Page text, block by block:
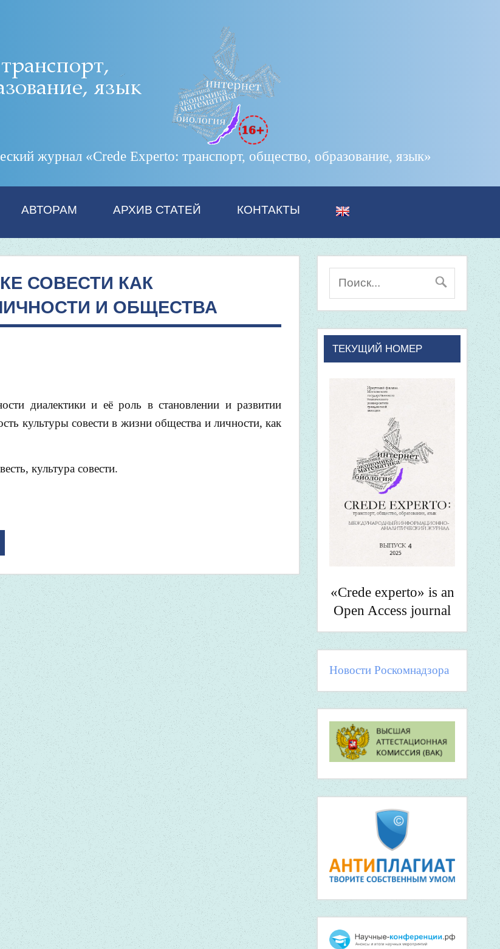
журнал «Crede Experto: транспорт, общество, образование, язык»
АВТОРАМ АРХИВ СТАТЕЙ КОНТАКТЫ
СОВЕСТИ КАК
И ОБЩЕСТВА
диалектики и её роль в становлении и развитии
культуры совести в жизни общества и личности, как
культура совести.
ТЕКУЩИЙ НОМЕР
«Crede experto» is an
Open Access journal
Новости Роскомнадзора